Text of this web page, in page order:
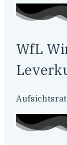
WfL
Aufsichtsrat